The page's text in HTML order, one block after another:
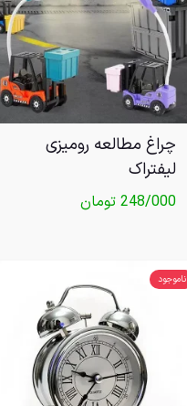
چراغ مطالعه رومیزی
لیفتراک
248/000 تومان
ناموجود